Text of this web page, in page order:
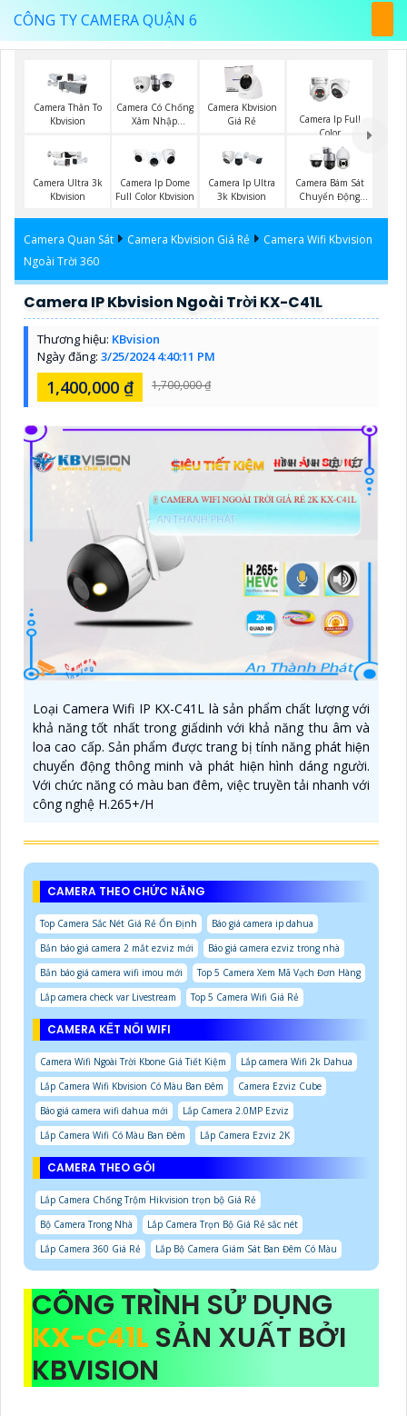
CÔNG TY CAMERA QUẬN 6
Camera Thân To
Kbvision
Camera Có Chống
Xâm Nhập
Camera Kbvision
Giá Rẻ
Camera Ip Full
Color
Camera Ultra 3k
Kbvision
Camera Ip Dome
Full Color Kbvision
Camera Ip Ultra
3k Kbvision
Camera Bám Sát
Chuyển Động
Camera Quan Sát Camera Kbvision Giá Rẻ
Camera Wifi Kbvision
Ngoài Trời 360
Camera IP Kbvision Ngoài Trời KX-C41L
Thương hiệu: KBvision
Ngày đăng: 3/25/2024 4:40:11 PM
1,400,000 ₫ 1,700,000 ₫
Loại Camera Wifi IP KX-C41L là sản phẩm chất lượng với
khả năng tốt nhất trong giấdinh với khả năng thu âm và
loa cao cấp. Sản phẩm được trang bị tính năng phát hiện
chuyển động thông minh và phát hiện hình dáng người.
Với chức năng có màu ban đêm, việc truyền tải nhanh với
công nghệ H.265+/H
CAMERA THEO CHỨC NĂNG
Top Camera Sắc Nét Giá Rẻ Ổn Định
Báo giá camera ip dahua
Bản báo giá camera 2 mắt ezviz mới
Báo giá camera ezviz trong nhà
Bản báo giá camera wifi imou mới
Top 5 Camera Xem Mã Vạch Đơn Hàng
Lắp camera check var Livestream
Top 5 Camera Wifi Giá Rẻ
CAMERA KẾT NỐI WIFI
Camera Wifi Ngoài Trời Kbone Giá Tiết Kiệm
Lắp camera Wifi 2k Dahua
Lắp Camera Wifi Kbvision Có Màu Ban Đêm
Camera Ezviz Cube
Báo giá camera wifi dahua mới
Lắp Camera 2.0MP Ezviz
Lắp Camera Wifi Có Màu Ban Đêm
Lắp Camera Ezviz 2K
CAMERA THEO GÓI
Lắp Camera Chống Trộm Hikvision trọn bộ Giá Rẻ
Bộ Camera Trong Nhà
Lắp Camera Trọn Bộ Giá Rẻ sắc nét
Lắp Camera 360 Giá Rẻ
Lắp Bộ Camera Giám Sát Ban Đêm Có Màu
CÔNG TRÌNH SỬ DỤNG
KX-C41L SẢN XUẤT BỞI
KBVISION